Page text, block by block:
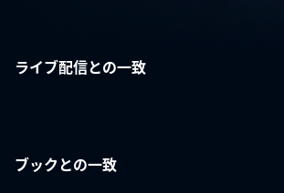
ライブ配信との一致
ブックとの一致